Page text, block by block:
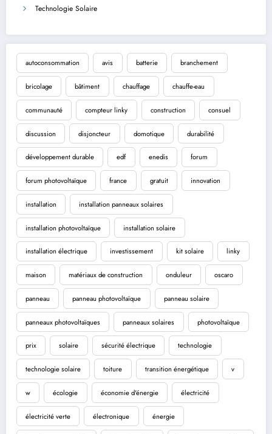
Technologie Solaire
autoconsommation avis batterie branchement
bricolage bâtiment chauffage chauffe-eau
communauté compteur linky construction consuel
discussion disjoncteur domotique durabilité
développement durable edf enedis forum
forum photovoltaïque france gratuit innovation
installation installation panneaux solaires
installation photovoltaïque installation solaire
installation électrique investissement kit solaire linky
maison matériaux de construction onduleur oscaro
panneau panneau photovoltaïque panneau solaire
panneaux photovoltaïques panneaux solaires photovoltaïque
prix solaire sécurité électrique technologie
technologie solaire toiture transition énergétique v
w écologie économie d'énergie électricité
électricité verte électronique énergie